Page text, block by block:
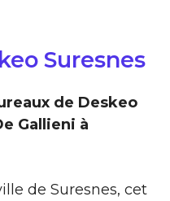
Suresnes
de Deskeo
Gallieni à
de Suresnes, cet